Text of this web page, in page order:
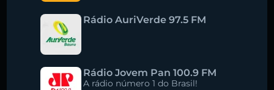
Rádio AuriVerde 97.5 FM
Rádio Jovem Pan 100.9 FM
A rádio número 1 do Brasil!